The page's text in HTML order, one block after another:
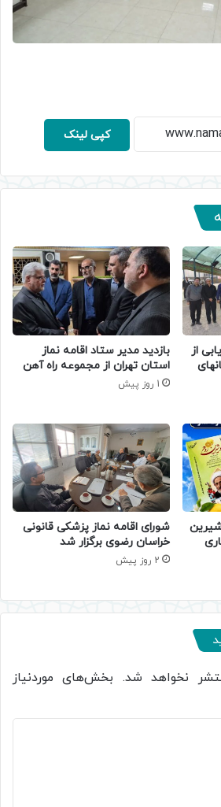
کپی لینک
از
بازدید مدیر ستاد اقامه نماز
استان تهران از مجموعه راه آهن
1 روز پیش
شیرین
شورای اقامه نماز پزشکی قانونی
خراسان رضوی برگزار شد
2 روز پیش
نخواهد شد. بخش‌های موردنیاز